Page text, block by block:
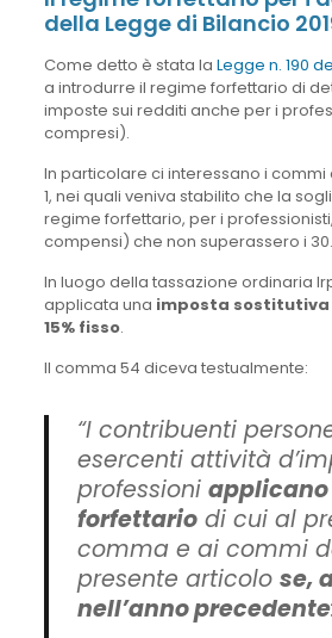
della Legge di Bilancio
Come detto è stata la Legge n. 190
a introdurre il regime forfettario di
imposte sui redditi anche per i
compresi).
In particolare ci interessano i commi
1, nei quali veniva stabilito che la
regime forfettario, per i
compensi) che non superassero i
In luogo della tassazione ordinaria
applicata una imposta sostitutiva
15% fisso.
Il comma 54 diceva testualmente:
“I contribuenti
esercenti attività
professioni
forfettariodi cui al
comma e ai commi
presente articolo se,
nell’anno precedente